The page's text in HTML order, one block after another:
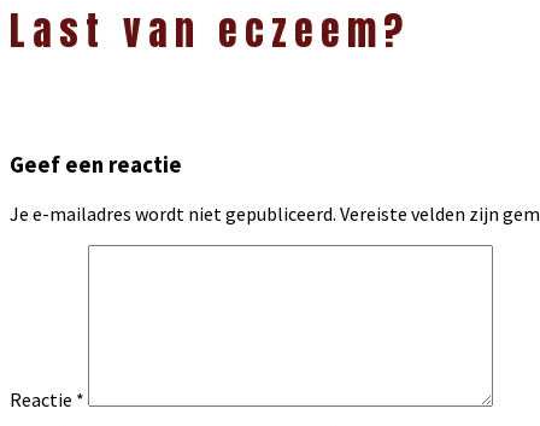
Interacties
Last van eczeem?
Geef een reactie
Je e-mailadres wordt niet gepubliceerd. Vereiste velden zijn
Reactie *